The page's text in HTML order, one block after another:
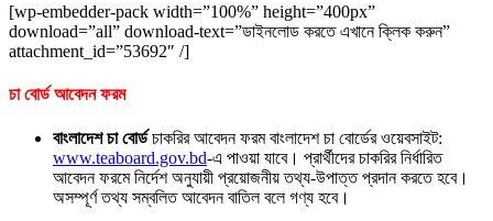
[wp-embedder-pack width=”100%” height=”400px”
download=”all” download-text=”ডাইনলোড করতে এখানে ক্লিক করুন”
attachment_id=”53692″ /]
চা বোর্ড আবেদন ফরম
বাংলাদেশ চা বোর্ডচাকরির আবেদন ফরম বাংলাদেশ চা বোর্ডের ওয়েবসাইট:
www.teaboard.gov.bd-এ পাওয়া যাবে। প্রার্থীদের চাকরির নির্ধারিত
আবেদন ফরমে নির্দেশ অনুযায়ী প্রয়োজনীয় তথ্য-উপাত্ত প্রদান করতে হবে।
অসম্পূর্ণ তথ্য সম্বলিত আবেদন বাতিল বলে গণ্য হবে।